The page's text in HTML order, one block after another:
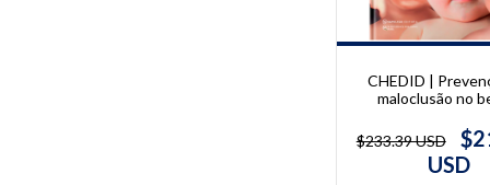
CHEDID |
maloclusão no
Crescimento
desde a
Chedid
$233.39 USD
USD